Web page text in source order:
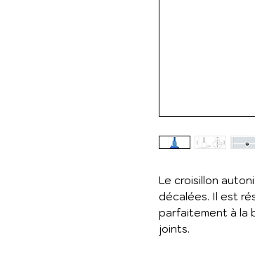
Le croisillon
décalées. Il est
parfaitement à la
joints.